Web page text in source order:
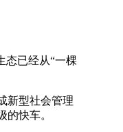
态已经从“一棵
新型社会管理
快车。